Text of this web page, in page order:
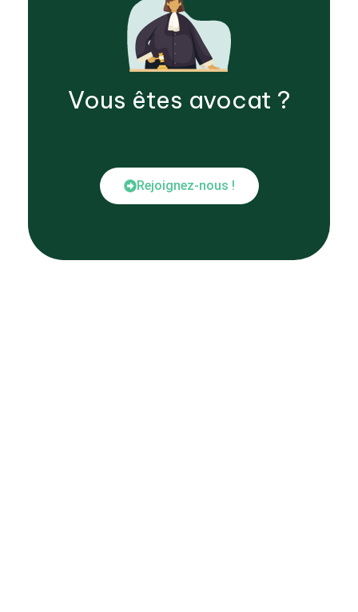
Vous êtes avocat ?
Rejoignez-nous !